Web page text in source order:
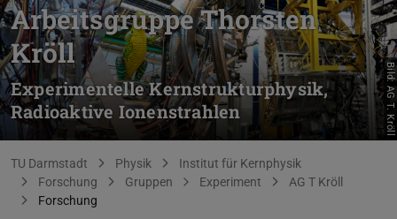
Arbeitsgruppe Thorsten
Kröll
Experimentelle Kernstrukturphysik,
Radioaktive Ionenstrahlen
Bild: AG T. Kröll
Sie befinden sich hier:
TU Darmstadt Physik
Institut für Kernphysik
Forschung
Gruppen Experiment
AG T Kröll
Forschung